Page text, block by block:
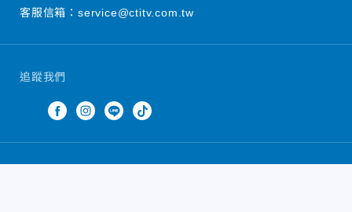
追蹤我們
客服信箱： service@ctitv.com.tw